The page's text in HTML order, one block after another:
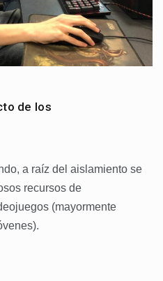
de los
a raíz del aislamiento se
recursos de
(mayormente